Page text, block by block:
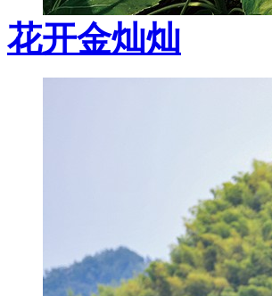
花开金灿灿